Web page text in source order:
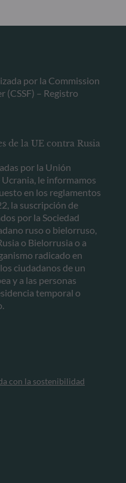
por la Commission
(CSSF) – Registro
de la UE contra Rusia
por la Unión
le informamos
en los reglamentos
la suscripción de
por la Sociedad
ruso o bielorruso,
o Bielorrusia o a
radicado en
ciudadanos de un
y a las personas
temporal o
con la sostenibilidad